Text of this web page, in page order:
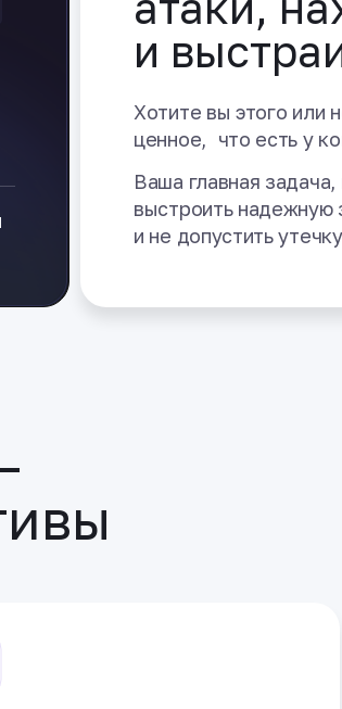
и
Хотите вы этого или
ценное, что есть у
Ваша главная
выстроить надежную
и не допустить